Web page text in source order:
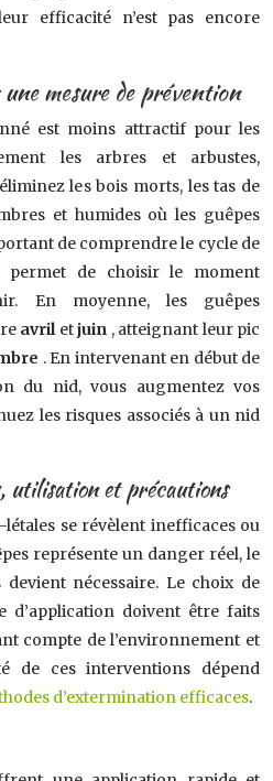
efficacité n’est pas encore
mesure de prévention
est moins attractif pour les
les arbres et arbustes,
les bois morts, les tas de
et humides où les guêpes
de comprendre le cycle de
permet de choisir le moment
En moyenne, les guêpes
avril etjuin , atteignant leur pic
. En intervenant en début de
du nid, vous augmentez vos
les risques associés à un nid
utilisation et précautions
se révèlent inefficaces ou
représente un danger réel, le
nécessaire. Le choix de
d’application doivent être faits
compte de l’environnement et
de ces interventions dépend
d’extermination efficaces.